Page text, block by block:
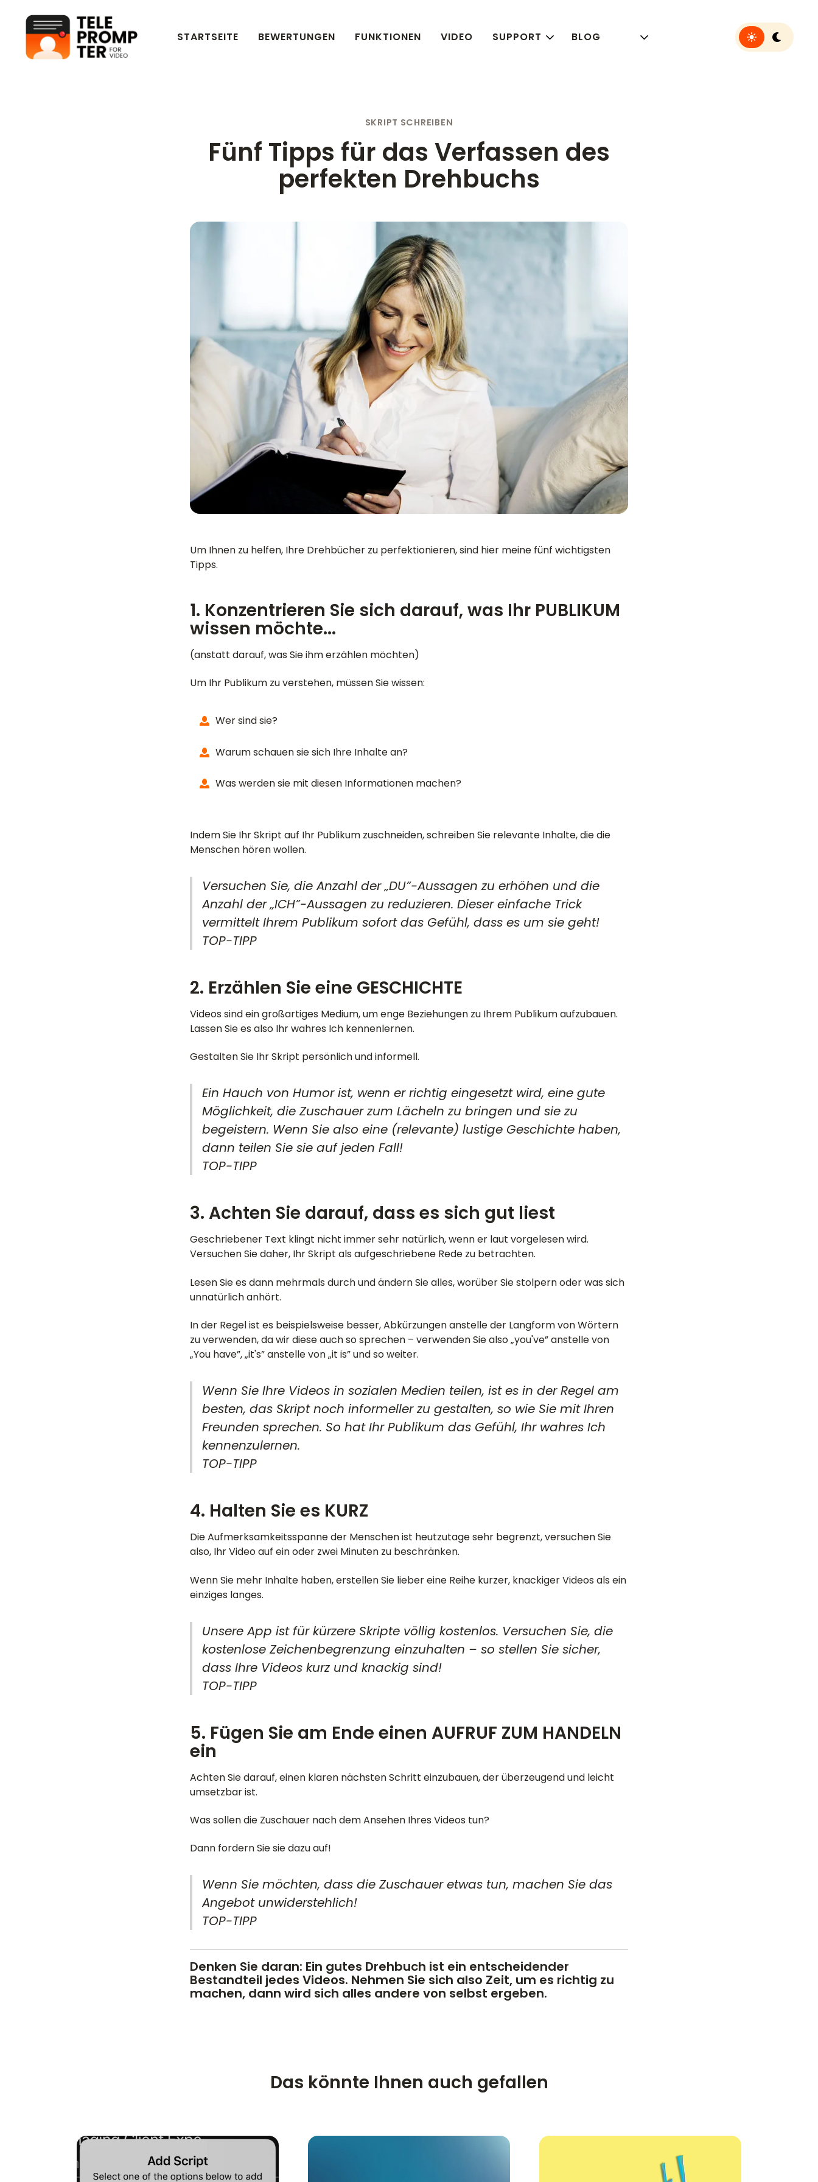
Teleprompter für Videos
Toggle light or
STARTSEITE BEWERTUNGEN FUNKTIONEN VIDEO SUPPORT BLOG
SKRIPT SCHREIBEN
Fünf Tipps für das Verfassen des
perfekten Drehbuchs
Um Ihnen zu helfen, Ihre Drehbücher zu perfektionieren, sind hier meine fünf wichtigsten
Tipps.
1. Konzentrieren Sie sich darauf, was Ihr PUBLIKUM
wissen möchte...
(anstatt darauf, was Sie ihm erzählen möchten)
Um Ihr Publikum zu verstehen, müssen Sie wissen:
Wer sind sie?
Warum schauen sie sich Ihre Inhalte an?
Was werden sie mit diesen Informationen machen?
Indem Sie Ihr Skript auf Ihr Publikum zuschneiden, schreiben Sie relevante Inhalte, die die
Menschen hören wollen.
Versuchen Sie, die Anzahl der „DU”-Aussagen zu erhöhen und die
Anzahl der „ICH”-Aussagen zu reduzieren. Dieser einfache Trick
vermittelt Ihrem Publikum sofort das Gefühl, dass es um sie geht!
TOP-TIPP
2. Erzählen Sie eine GESCHICHTE
Videos sind ein großartiges Medium, um enge Beziehungen zu Ihrem Publikum aufzubauen.
Lassen Sie es also Ihr wahres Ich kennenlernen.
Gestalten Sie Ihr Skript persönlich und informell.
Ein Hauch von Humor ist, wenn er richtig eingesetzt wird, eine gute
Möglichkeit, die Zuschauer zum Lächeln zu bringen und sie zu
begeistern. Wenn Sie also eine (relevante) lustige Geschichte haben,
dann teilen Sie sie auf jeden Fall!
TOP-TIPP
3. Achten Sie darauf, dass es sich gut liest
Geschriebener Text klingt nicht immer sehr natürlich, wenn er laut vorgelesen wird.
Versuchen Sie daher, Ihr Skript als aufgeschriebene Rede zu betrachten.
Lesen Sie es dann mehrmals durch und ändern Sie alles, worüber Sie stolpern oder was sich
unnatürlich anhört.
In der Regel ist es beispielsweise besser, Abkürzungen anstelle der Langform von Wörtern
zu verwenden, da wir diese auch so sprechen – verwenden Sie also „you've” anstelle von
„You have”, „it's” anstelle von „it is” und so weiter.
Wenn Sie Ihre Videos in sozialen Medien teilen, ist es in der Regel am
besten, das Skript noch informeller zu gestalten, so wie Sie mit Ihren
Freunden sprechen. So hat Ihr Publikum das Gefühl, Ihr wahres Ich
kennenzulernen.
TOP-TIPP
4. Halten Sie es KURZ
Die Aufmerksamkeitsspanne der Menschen ist heutzutage sehr begrenzt, versuchen Sie
also, Ihr Video auf ein oder zwei Minuten zu beschränken.
Wenn Sie mehr Inhalte haben, erstellen Sie lieber eine Reihe kurzer, knackiger Videos als ein
einziges langes.
Unsere App ist für kürzere Skripte völlig kostenlos. Versuchen Sie, die
kostenlose Zeichenbegrenzung einzuhalten – so stellen Sie sicher,
dass Ihre Videos kurz und knackig sind!
TOP-TIPP
5. Fügen Sie am Ende einen AUFRUF ZUM HANDELN
ein
Achten Sie darauf, einen klaren nächsten Schritt einzubauen, der überzeugend und leicht
umsetzbar ist.
Was sollen die Zuschauer nach dem Ansehen Ihres Videos tun?
Dann fordern Sie sie dazu auf!
Wenn Sie möchten, dass die Zuschauer etwas tun, machen Sie das
Angebot unwiderstehlich!
TOP-TIPP
Denken Sie daran: Ein gutes Drehbuch ist ein entscheidender
Bestandteil jedes Videos. Nehmen Sie sich also Zeit, um es richtig zu
machen, dann wird sich alles andere von selbst ergeben.
Das könnte Ihnen auch gefallen